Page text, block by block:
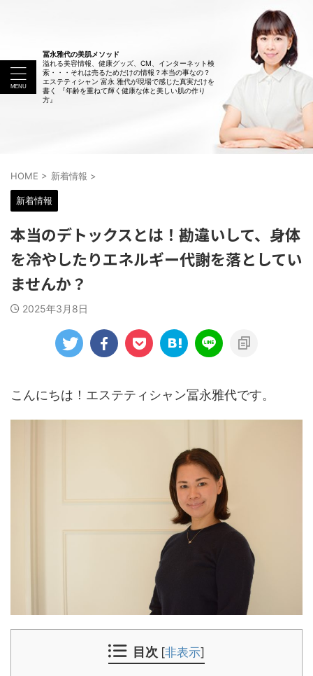
冨永雅代の美肌メソッド
溢れる美容情報、健康グッズ、CM、インターネット検
索・・・それは売るためだけの情報？本当の事なの？
エステティシャン 富永 雅代が現場で感じた真実だけを
書く 『年齢を重ねて輝く健康な体と美しい肌の作り
方』
HOME > 新着情報 >
新着情報
本当のデトックスとは！勘違いして、身体
を冷やしたりエネルギー代謝を落としてい
ませんか？
2025年3月8日
こんにちは！エステティシャン冨永雅代です。
目次 [非表示]